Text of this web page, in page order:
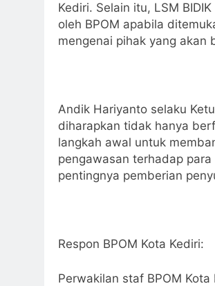
Kediri. Selain itu, LSM
oleh BPOM apabila
mengenai pihak yang
Andik Hariyanto selaku
diharapkan tidak hanya
langkah awal untuk
pengawasan terhadap
pentingnya pemberian
Respon BPOM Kota Kediri:
Perwakilan staf BPOM